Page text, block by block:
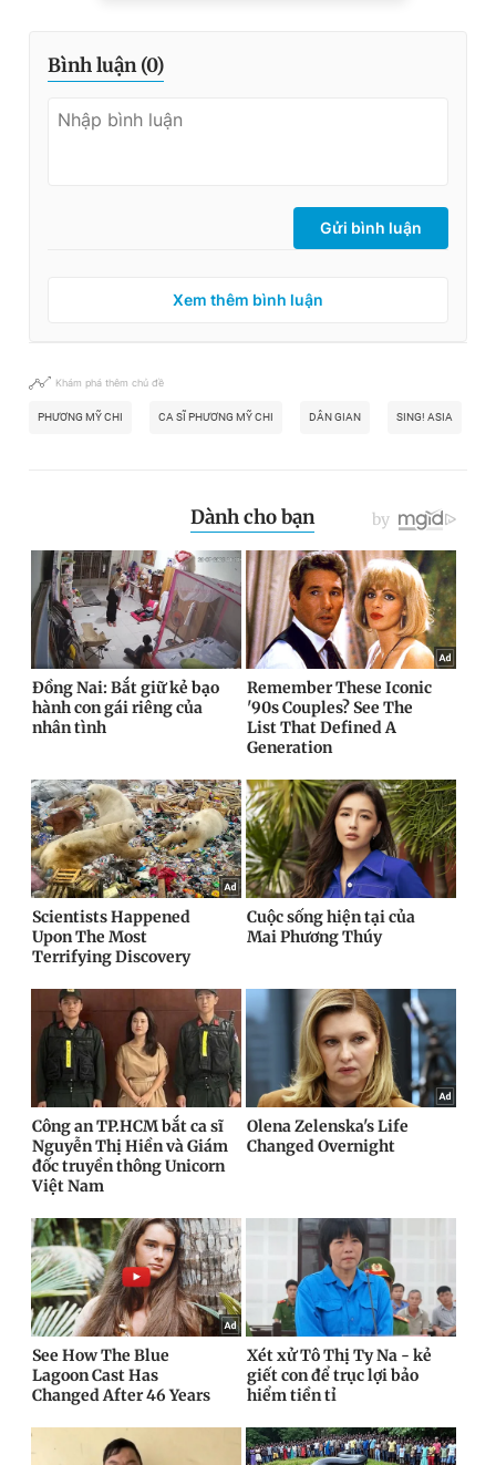
Bình luận (0)
Gửi bình luận
Xem thêm bình luận
Khám phá thêm chủ đề
PHƯƠNG MỸ CHI CA SĨ PHƯƠNG MỸ CHI DÂN GIAN SING! ASIA